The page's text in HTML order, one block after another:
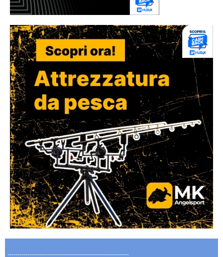
-------------------------------------------------------------